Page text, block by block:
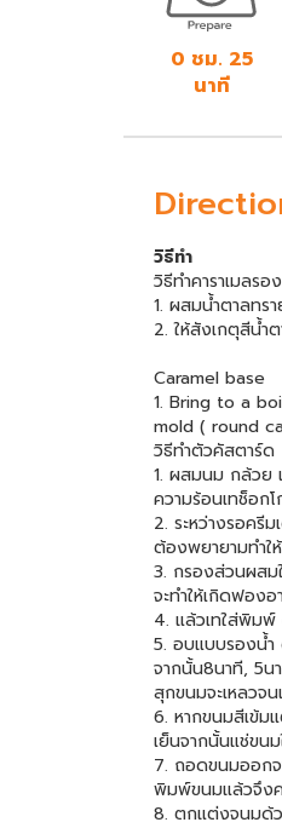
0 ชม. 25
นาที
วิธีทำ
วิธีทำคาราเมลร
1. ผสมน้ำตาลทร
2. ให้สังเกตุสีน้ำ
Caramel base
1. Bring to a
mold ( round
วิธีทำตัวคัสตาร์ด
1. ผสมนม กล้วย
ความร้อนเทช็อก
2. ระหว่างรอครี
ต้องพยายามทำ
3. กรองส่วนผสม
จะทำให้เกิดฟองอ
4. แล้วเทใส่พิมพ์
5. อบแบบรองน้ำ
จากนั้น8นาที, 5น
สุกขนมจะเหลวจน
6. หากขนมสีเข้ม
เย็นจากนั้นแช่ขน
7. ถอดขนมออก
พิมพ์ขนมแล้วจึง
8. ตกแต่งจนมด้ว